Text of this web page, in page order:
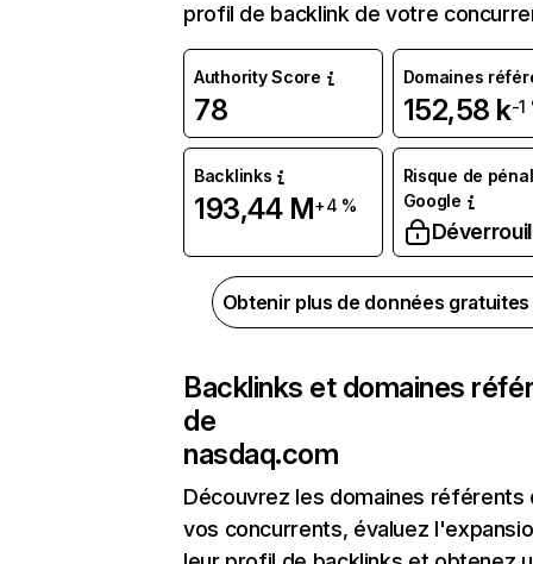
profil de backlink de votre
Authority Score
78
Domaines
152,58 k-1
Backlinks
193,44 M+4 %
Risque de
Google
Obtenir plus de données
Backlinks et domaines
de
nasdaq.com
Découvrez les domaines référents
vos concurrents, évaluez